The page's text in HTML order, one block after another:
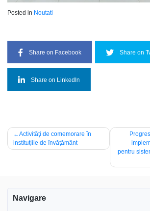
Posted in Noutati
Share on Facebook Share on
Share on LinkedIn
Navigare
în
Activităţi de comemorare în
instituţiile de învăţământ
pentru
Navigare